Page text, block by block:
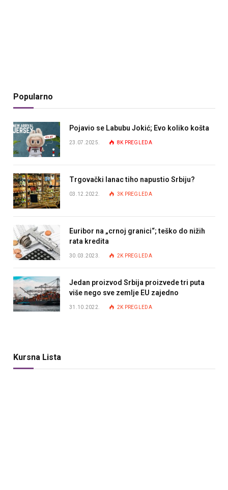
Popularno
Pojavio se Labubu Jokić; Evo koliko košta
23.07.2025. 8K PREGLEDA
Trgovački lanac tiho napustio Srbiju?
03.12.2022. 3K PREGLEDA
Euribor na „crnoj granici“; teško do nižih
rata kredita
30.03.2023. 2K PREGLEDA
Jedan proizvod Srbija proizvede tri puta
više nego sve zemlje EU zajedno
31.10.2022. 2K PREGLEDA
Kursna Lista